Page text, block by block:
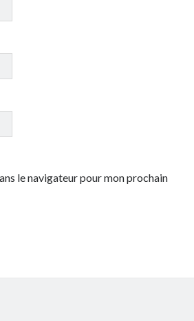
le navigateur pour mon prochain